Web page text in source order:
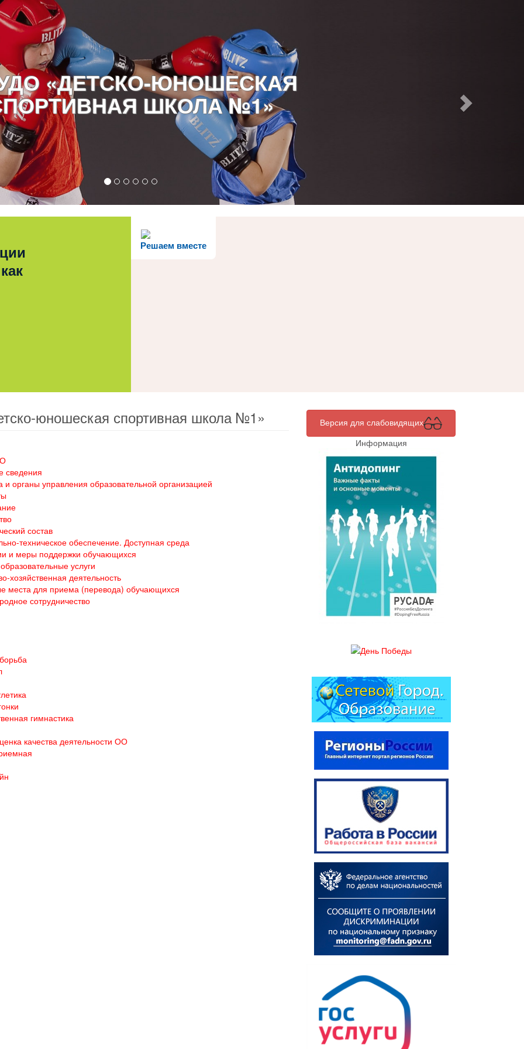
«ДЕТСКО-ЮНОШЕСКАЯ
ШКОЛА №1»
Решаем вместе
юношеская спортивная школа №1»
сведения
и органы управления образовательной организацией
состав
техническое обеспечение. Доступная среда
и меры поддержки обучающихся
услуги
хозяйственная деятельность
места для приема (перевода) обучающихся
сотрудничество
гимнастика
качества деятельности ОО
Версия для слабовидящих
Информация